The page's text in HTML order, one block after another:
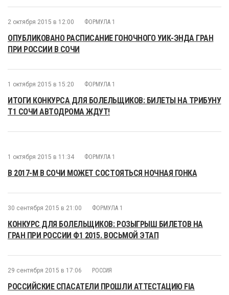
2 октября 2015 в 12:00 ФОРМУЛА 1
ОПУБЛИКОВАНО РАСПИСАНИЕ ГОНОЧНОГО УИК-ЭНДА ГРАН
ПРИ РОССИИ В СОЧИ
1 октября 2015 в 15:20 ФОРМУЛА 1
ИТОГИ КОНКУРСА ДЛЯ БОЛЕЛЬЩИКОВ: БИЛЕТЫ НА ТРИБУНУ
Т1 СОЧИ АВТОДРОМА ЖДУТ!
1 октября 2015 в 11:34 ФОРМУЛА 1
В 2017-М В СОЧИ МОЖЕТ СОСТОЯТЬСЯ НОЧНАЯ ГОНКА
30 сентября 2015 в 21:00 ФОРМУЛА 1
КОНКУРС ДЛЯ БОЛЕЛЬЩИКОВ: РОЗЫГРЫШ БИЛЕТОВ НА
ГРАН ПРИ РОССИИ Ф1 2015. ВОСЬМОЙ ЭТАП
29 сентября 2015 в 17:06 РОССИЯ
РОССИЙСКИЕ СПАСАТЕЛИ ПРОШЛИ АТТЕСТАЦИЮ FIA